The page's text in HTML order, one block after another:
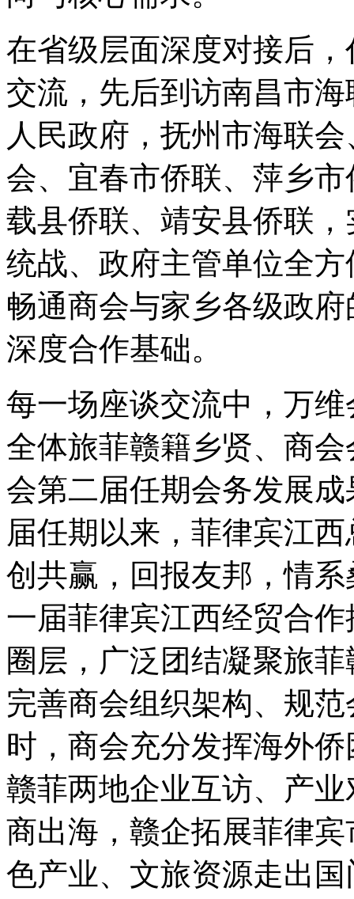
在省级层面深度对接后
交流，先后到访南昌市
人民政府，抚州市海联
会、宜春市侨联、萍乡
载县侨联、靖安县侨联
统战、政府主管单位全
畅通商会与家乡各级政
深度合作基础。
每一场座谈交流中，万
全体旅菲赣籍乡贤、商
会第二届任期会务发展
届任期以来，菲律宾江
创共赢，回报友邦，情
一届菲律宾江西经贸合
圈层，广泛团结凝聚旅
完善商会组织架构、规
时，商会充分发挥海外
赣菲两地企业互访、产
商出海，赣企拓展菲律
色产业、文旅资源走出